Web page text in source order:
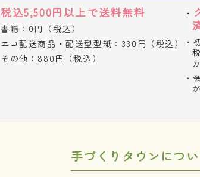
税込5,500円以上で送料無料
書籍：0円（税込）
エコ配送商品・配送型型紙：330円（税込）
その他：880円（税込）
手づくりタウンにつ